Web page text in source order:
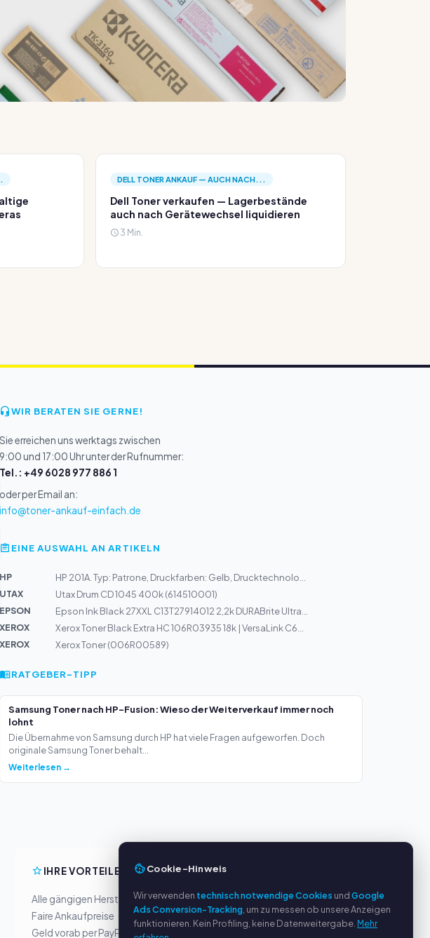
DELL TONER ANKAUF — AUCH NACH...
Dell Toner verkaufen — Lagerbestände
auch nach Gerätewechsel liquidieren
3 Min.
WIR BERATEN SIE GERNE!
Sie erreichen uns werktags zwischen
9:00 und 17:00 Uhr unter der Rufnummer:
Tel.: +49 6028 977 886 1
oder per Email an:
info@toner-ankauf-einfach.de
EINE AUSWAHL AN ARTIKELN
HP
HP 201A. Typ: Patrone, Druckfarben: Gelb, Drucktechnolo...
UTAX
Utax Drum CD 1045 400k (614510001)
EPSON
Epson Ink Black 27XXL C13T27914012 2,2k DURABrite Ultra...
XEROX
Xerox Toner Black Extra HC 106R03935 18k | VersaLink C6...
XEROX
Xerox Toner (006R00589)
RATGEBER-TIPP
Samsung Toner nach HP-Fusion: Wieso der Weiterverkauf immer noch
lohnt
Die Übernahme von Samsung durch HP hat viele Fragen aufgeworfen. Doch
originale Samsung Toner behalt...
Weiterlesen →
IHRE VORTEILE
Alle gängigen Hersteller
Faire Ankaufpreise
Geld vorab per PayPal
Über uns
Datenschutzerklärung
Impressum
Cookie-Hinweis
Wir verwenden technisch notwendige Cookies undGoogle
Ads Conversion-Tracking , um zu messen ob unsere Anzeigen
funktionieren. Kein Profiling, keine Datenweitergabe. Mehr